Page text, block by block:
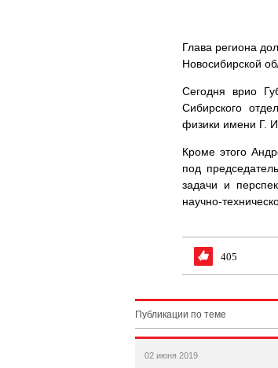
Глава региона
Новосибирской
Сегодня врио
Сибирского
физики имени Г.
Кроме этого
под
задачи и
научно-
405
Публикации по теме
02 июня 2019